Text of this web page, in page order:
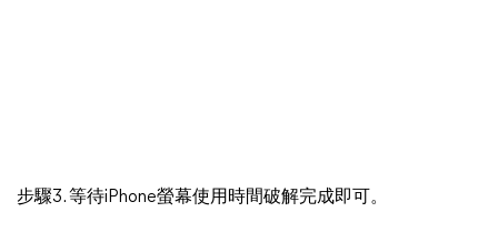
步驟3. 等待iPhone螢幕使用時間破解完成即可。